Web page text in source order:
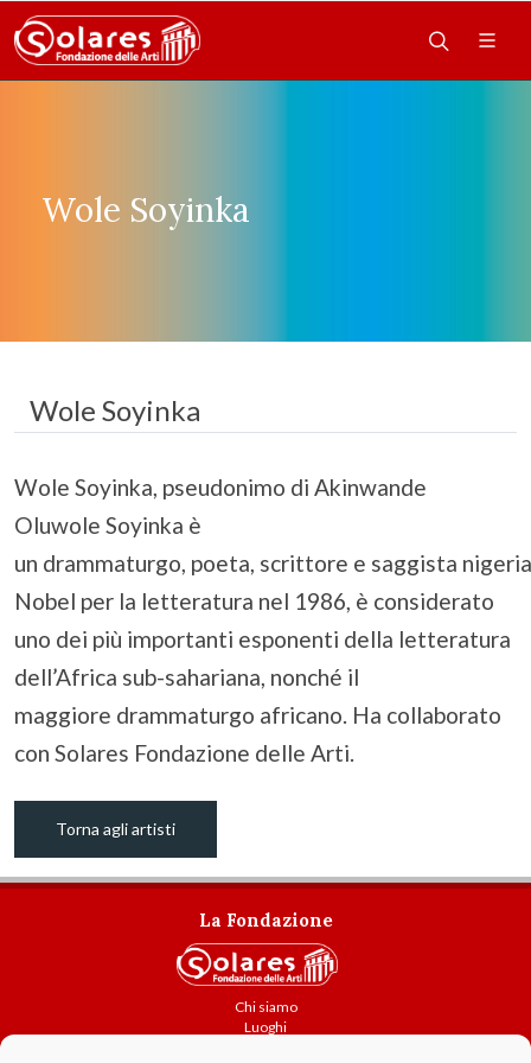
Wole Soyinka
Wole Soyinka
Wole Soyinka, pseudonimo di Akinwande
Oluwole Soyinka è
un drammaturgo, poeta, scrittore e saggista
Nobel per la letteratura nel 1986, è considerato
uno dei più importanti esponenti della letteratura
dell’Africa sub-sahariana, nonché il
maggiore drammaturgo africano. Ha collaborato
con Solares Fondazione delle Arti.
Torna agli artisti
La Fondazione
Chi siamo
Luoghi